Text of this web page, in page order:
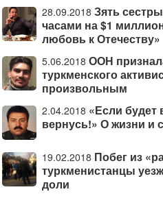
28.09.2018 Зять
часами на $1
любовь к Отечеству»
5.06.2018 ООН
туркменского
произвольным
2.04.2018 «Если будет
вернусь!» О жизни и
19.02.2018 Побег из
туркменистанцы
доли